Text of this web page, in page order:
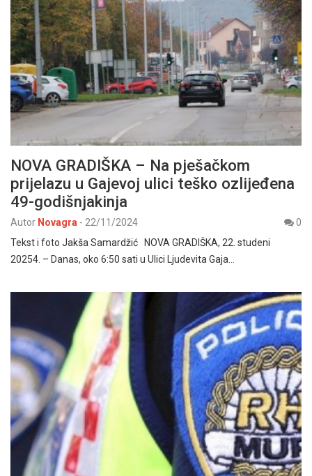
NOVA GRADIŠKA – Na pješačkom
prijelazu u Gajevoj ulici teško ozlijeđena
49-godišnjakinja
Autor Novagra - 22/11/2024
0
Tekst i foto Jakša Samardžić NOVA GRADIŠKA, 22. studeni
20254. – Danas, oko 6:50 sati u Ulici Ljudevita Gaja…